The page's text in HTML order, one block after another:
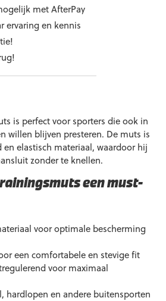
met AfterPay
ervaring en kennis
is perfect voor sporters die ook in
willen blijven presteren. De muts is
elastisch materiaal, waardoor hij
zonder te knellen.
een must-
voor optimale bescherming
een comfortabele en stevige fit
voor maximaal
hardlopen en andere buitensporten